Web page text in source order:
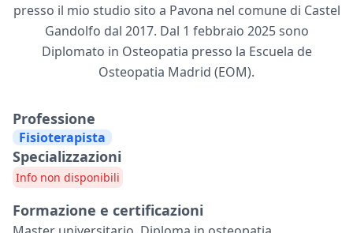
presso il mio studio sito a Pavona nel comune di Castel
Gandolfo dal 2017. Dal 1 febbraio 2025 sono
Diplomato in Osteopatia presso la Escuela de
Osteopatia Madrid (EOM).
Professione
Fisioterapista
Specializzazioni
Info non disponibili
Formazione e certificazioni